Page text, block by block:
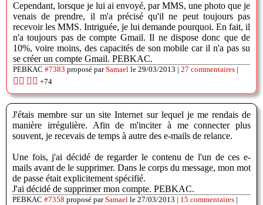
Cependant, lorsque je lui ai envoyé, par MMS, une photo que je
venais de prendre, il m'a précisé qu'il ne peut toujours pas
recevoir les MMS. Intriguée, je lui demande pourquoi. En fait, il
n'a toujours pas de compte Gmail. Il ne dispose donc que de
10%, voire moins, des capacités de son mobile car il n'a pas su
se créer un compte Gmail. PEBKAC.
PEBKAC #7383 proposé parSamael le 29/03/2013 | 27 commentaires |
👍🏽 👎🏽 +74
J'étais membre sur un site Internet sur lequel je me rendais de
manière irrégulière. Afin de m'inciter à me connecter plus
souvent, je recevais de temps à autre des e-mails de relance.
Une fois, j'ai décidé de regarder le contenu de l'un de ces e-
mails avant de le supprimer. Dans le corps du message, mon mot
de passe était explicitement spécifié.
J'ai décidé de supprimer mon compte. PEBKAC.
PEBKAC #7358 proposé parSamael le 27/03/2013 | 15 commentaires |